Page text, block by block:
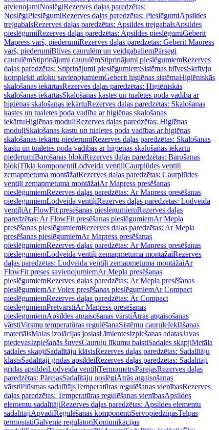
atvienojamiNoslēgiRezerves daļas paredzētas:
NoslēgiPieslēgumiRezerves daļas paredzētas: PieslēgumiApsildes
trejgabalsRezerves daļas paredzētas: Apsildes trejgabalsApsildes
pieslēgumiRezerves daļas paredzētas: Apsildes pieslēgumiGeberit
Mapress varš, piederumiRezerves daļas paredzētas: Geberit Mapress
varš, piederumiBlīves caurulēm un veidgabaliemPārsegi
caurulēmStiprinājumi caurulēmStiprinājumi pieslēgumiemRezerves
daļas paredzētas: Stiprinājumi pieslēgumiemSistēmas blīvesSkrūvju
komplekti atloku savienojumiemGeberit higiēnas sistēmaHigiēniskās
skalošanas iekārtasRezerves daļas paredzētas: Higiēniskās
skalošanas iekārtasSkalošanas kastes un tualetes poda vadība ar
higiēnas skalošanas iekārtuRezerves daļas paredzētas: Skalošanas
kastes un tualetes poda vadība ar higiēnas skalošanas
iekārtuHigiēnas moduļiRezerves daļas paredzētas: Higiēnas
moduļiSkalošanas kastu un tualetes poda vadības ar higiēnas
skalošanas iekārtu piederumiRezerves daļas paredzētas: Skalošanas
kastu un tualetes poda vadības ar higiēnas skalošanas iekārtu
piederumiBarošanas blokiRezerves daļas paredzētas: Barošanas
blokiTīkla komponentiLodveida ventiļiCaurplūdes ventiļi
zemapmetuma montāžaiRezerves daļas paredzētas: Caurplūdes
ventiļi zemapmetuma montāžaiAr Mapress presēšanas
pieslēgumiemRezerves daļas paredzētas: Ar Mapress presēšanas
pieslēgumiemLodveida ventiļiRezerves daļas paredzētas: Lodveida
ventiļiAr FlowFit presēšanas pieslēgumiemRezerves daļas
paredzētas: Ar FlowFit presēšanas pieslēgumiemAr Mepla
presēšanas pieslēgumiemRezerves daļas paredzētas: Ar Mepla
presēšanas pieslēgumiemAr Mapress presēšanas
pieslēgumiemRezerves daļas paredzētas: Ar Mapress presēšanas
pieslēgumiemLodveida ventiļi zemapmetuma montāžaiRezerves
daļas paredzētas: Lodveida ventiļi zemapmetuma montāžaiAr
FlowFit preses savienojumiemAr Mepla presēšanas
pieslēgumiemRezerves daļas paredzētas: Ar Mepla presēšanas
pieslēgumiemAr Volex presēšanas pieslēgumiemAr Compact
pieslēgumiemRezerves daļas paredzētas: Ar Compact
pieslēgumiemPretvārstiAr Mapress presēšanas
pieslēgumiemApsildes atgaisošanas vārstiĀtrās atgaisošanas
vārstiVirsmu temperatūras regulēšanaSistēmu cauruleIeklāšanas
materiālsMalas izolācijas joslasLīmlentesIzplešanas adatasJavas
piedevasIzplešanās šuvesCauruļu līkumu balstiSadales skapjiMetāla
sadales skapjiSadalītāju klāstsRezerves daļas paredzētas: Sadalītāju
klāstsSadalītāji grīdas apsildeiRezerves daļas paredzētas: Sadalītāji
grīdas apsildeiLodveida ventiļiTermometrsPārejasRezerves daļas
paredzētas: PārejasSadalītāju noslēgiĀtrās atgaisošanas
vārstiPlūsmas sadalītājsTemperatūras regulēšanas vienībasRezerves
daļas paredzētas: Temperatūras regulēšanas vienībasApsildes
elementu sadalītājiRezerves daļas paredzētas: Apsildes elementu
sadalītājiApvadiRegulēšanas komponentiServopiedziņasTelpas
termostatiGalvenie regulatoriKomunikācijas